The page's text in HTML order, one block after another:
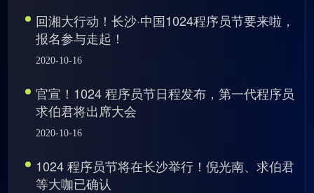
回湘大行动！长沙·中国1024程序员节要来啦，
报名参与走起！
2020-10-16
官宣！1024 程序员节日程发布，第一代程序员
求伯君将出席大会
2020-10-16
1024 程序员节将在长沙举行！倪光南、求伯君
等大咖已确认